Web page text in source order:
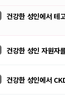
건강한 성인에서 테
건강한 성인 자원자
건강한 성인에서